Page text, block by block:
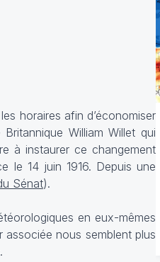
horaires afin d’économiser
William Willet qui
à instaurer ce changement
le 14 juin 1916. Depuis une
Sénat).
en eux-mêmes
nous semblent plus